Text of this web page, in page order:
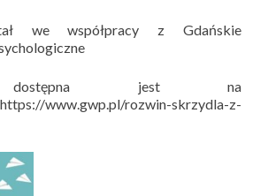
we współpracy z Gdańskie
dostępna jest na
www.gwp.pl/rozwin-skrzydla-z-